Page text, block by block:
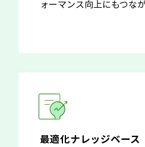
ォーマンス向上にもつな
最適化ナレッジベース